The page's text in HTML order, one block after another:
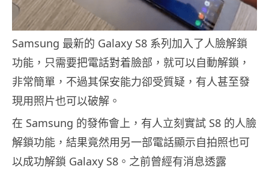
Samsung 最新的 Galaxy S8 系列加入了人臉解鎖
功能，只需要把電話對着臉部，就可以自動解鎖，
非常簡單，不過其保安能力卻受質疑，有人甚至發
現用照片也可以破解。
在 Samsung 的發佈會上，有人立刻實試 S8 的人臉
解鎖功能，結果竟然用另一部電話顯示自拍照也可
以成功解鎖 Galaxy S8。之前曾經有消息透露